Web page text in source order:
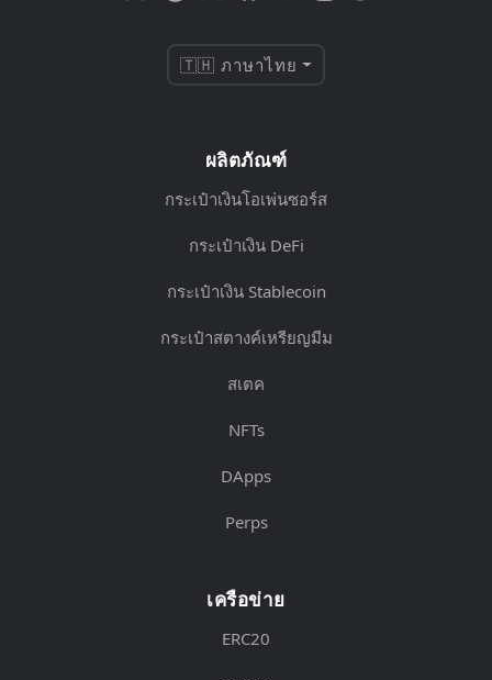
🇹🇭 ภาษาไทย
ผลิตภัณฑ์
กระเป๋าเงินโอเพ่นซอร์ส
กระเป๋าเงิน DeFi
กระเป๋าเงิน Stablecoin
กระเป๋าสตางค์เหรียญมีม
สเตค
NFTs
DApps
Perps
เครือข่าย
ERC20